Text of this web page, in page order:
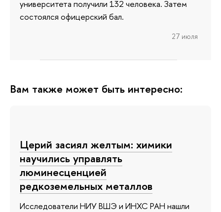
университета получили 132 человека. Затем
состоялся офицерский бал.
27 июля
Вам также может быть интересно:
Церий засиял желтым: химики
научились управлять
люминесценцией
редкоземельных металлов
Исследователи НИУ ВШЭ и ИНХС РАН нашли